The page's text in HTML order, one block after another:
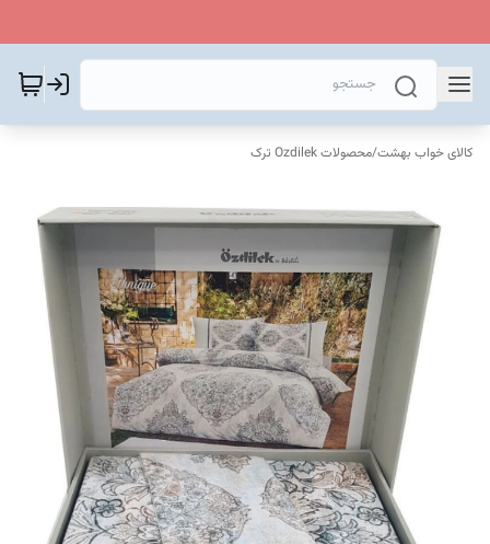
کالای خواب بهشت/محصولات Ozdilek ترک